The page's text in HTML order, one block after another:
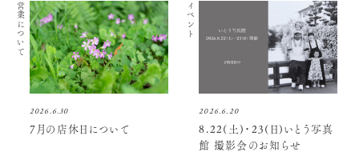
2026.6.30
営業について
7月の店休日について
2026.6.20
イベント
8.22(土)・23(日)いとう写真
館 撮影会のお知らせ